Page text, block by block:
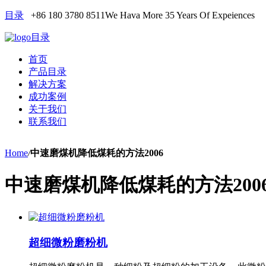
目录 +86 180 3780 8511We Hava More 35 Years Of Expeiences
目录
首页
产品目录
解决方案
成功案例
关于我们
联系我们
Home/中速磨煤机降低煤耗的方法2006
中速磨煤机降低煤耗的方法
超细微粉磨粉机